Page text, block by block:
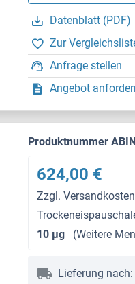
Datenblatt (PDF)
Zur
Anfrage stellen
Angebot
Produktnummer
624,00 €
Zzgl.
10 μg
(Weitere
Lieferung nach: